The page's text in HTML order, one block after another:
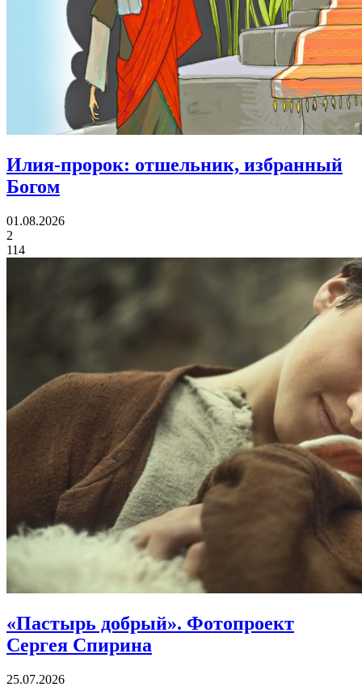
Илия-пророк: отшельник, избранный
Богом
01.08.2026
2
114
«Пастырь добрый». Фотопроект
Сергея Спирина
25.07.2026